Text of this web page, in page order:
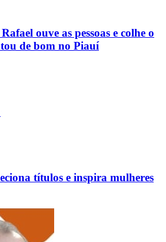
ouve as pessoas e colhe o
de bom no Piauí
títulos e inspira mulheres